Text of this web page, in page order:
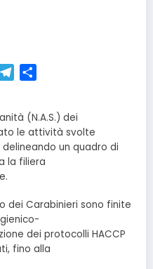
FacebookTelegram
(N.A.S.) dei
le attività svolte
un quadro di
la filiera
dei Carabinieri sono finite
dei protocolli HACCP
fino alla